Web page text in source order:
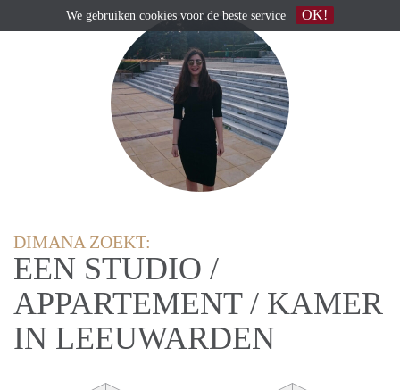
DIMANA ZOEKT:
EEN STUDIO /
APPARTEMENT / KAMER
IN LEEUWARDEN
We gebruiken cookies voor de beste service OK!